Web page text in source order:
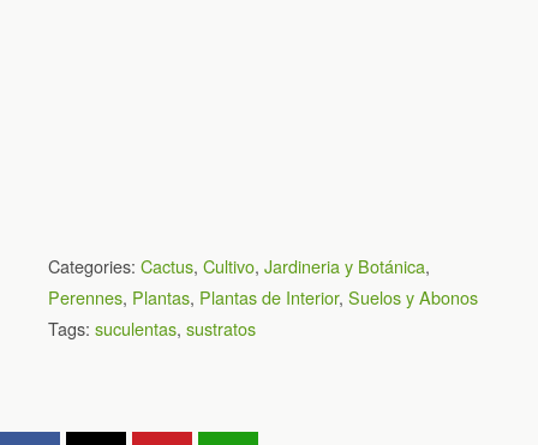
Categories: Cactus, Cultivo, Jardineria y Botánica,
Perennes, Plantas, Plantas de Interior, Suelos y Abonos
Tags: suculentas, sustratos